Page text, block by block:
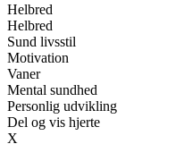
Helbred
Helbred
Sund livsstil
Motivation
Vaner
Mental sundhed
Personlig udvikling
Del og vis hjerte
X